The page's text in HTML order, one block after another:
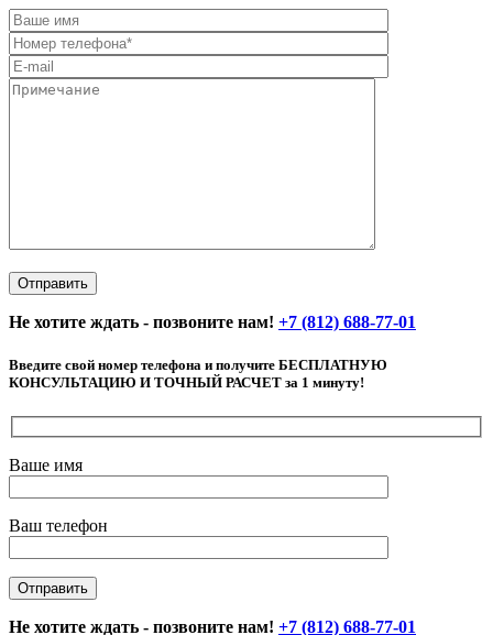
Не хотите ждать - позвоните нам! +7 (812) 688-77-01
Введите свой номер телефона и получите БЕСПЛАТНУЮ
КОНСУЛЬТАЦИЮ И ТОЧНЫЙ РАСЧЕТ за 1 минуту!
Ваше имя
Ваш телефон
Не хотите ждать - позвоните нам! +7 (812) 688-77-01